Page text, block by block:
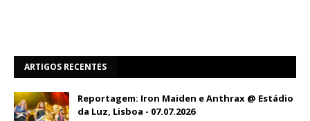
ARTIGOS RECENTES
Reportagem: Iron Maiden e Anthrax @ Estádio
da Luz, Lisboa - 07.07.2026